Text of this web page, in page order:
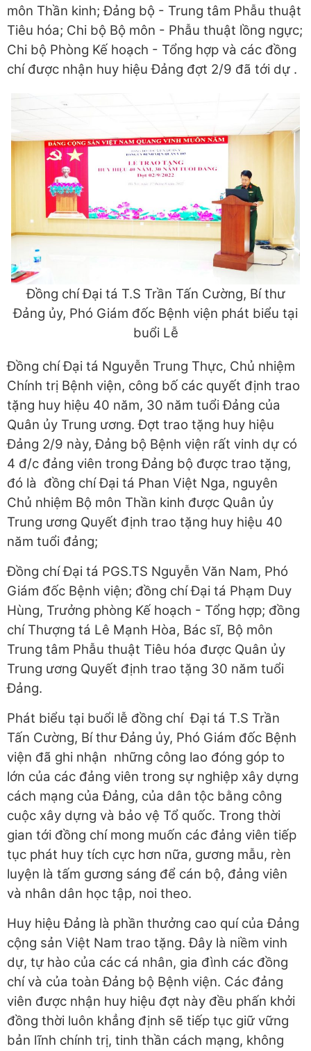
môn Thần kinh; Đảng bộ - Trung tâm Phẫu thuật
Tiêu hóa; Chi bộ Bộ môn - Phẫu thuật lồng ngực;
Chi bộ Phòng Kế hoạch - Tổng hợp và các đồng
chí được nhận huy hiệu Đảng đợt 2/9 đã tới dự .
Đồng chí Đại tá T.S Trần Tấn Cường, Bí thư
Đảng ủy, Phó Giám đốc Bệnh viện phát biểu tại
buổi Lễ
Đồng chí Đại tá Nguyễn Trung Thực, Chủ nhiệm
Chính trị Bệnh viện, công bố các quyết định trao
tặng huy hiệu 40 năm, 30 năm tuổi Đảng của
Quân ủy Trung ương. Đợt trao tặng huy hiệu
Đảng 2/9 này, Đảng bộ Bệnh viện rất vinh dự có
4 đ/c đảng viên trong Đảng bộ được trao tặng,
đó là đồng chí Đại tá Phan Việt Nga, nguyên
Chủ nhiệm Bộ môn Thần kinh được Quân ủy
Trung ương Quyết định trao tặng huy hiệu 40
năm tuổi đảng;
Đồng chí Đại tá PGS.TS Nguyễn Văn Nam, Phó
Giám đốc Bệnh viện; đồng chí Đại tá Phạm Duy
Hùng, Trưởng phòng Kế hoạch - Tổng hợp; đồng
chí Thượng tá Lê Mạnh Hòa, Bác sĩ, Bộ môn
Trung tâm Phẫu thuật Tiêu hóa được Quân ủy
Trung ương Quyết định trao tặng 30 năm tuổi
Đảng.
Phát biểu tại buổi lễ đồng chí Đại tá T.S Trần
Tấn Cường, Bí thư Đảng ủy, Phó Giám đốc Bệnh
viện đã ghi nhận những công lao đóng góp to
lớn của các đảng viên trong sự nghiệp xây dựng
cách mạng của Đảng, của dân tộc bằng công
cuộc xây dựng và bảo vệ Tổ quốc. Trong thời
gian tới đồng chí mong muốn các đảng viên tiếp
tục phát huy tích cực hơn nữa, gương mẫu, rèn
luyện là tấm gương sáng để cán bộ, đảng viên
và nhân dân học tập, noi theo.
Huy hiệu Đảng là phần thưởng cao quí của Đảng
cộng sản Việt Nam trao tặng. Đây là niềm vinh
dự, tự hào của các cá nhân, gia đình các đồng
chí và của toàn Đảng bộ Bệnh viện. Các đảng
viên được nhận huy hiệu đợt này đều phấn khởi
đồng thời luôn khẳng định sẽ tiếp tục giữ vững
bản lĩnh chính trị, tinh thần cách mạng, không